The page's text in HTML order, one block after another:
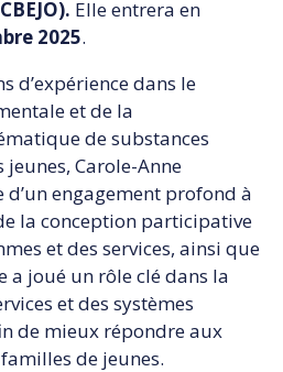
Elle entrera en
2025.
d’expérience dans le
et de la
de substances
jeunes, Carole-Anne
engagement profond à
la conception participative
et des services, ainsi que
a joué un rôle clé dans la
et des systèmes
de mieux répondre aux
de jeunes.